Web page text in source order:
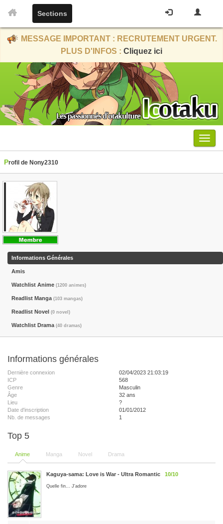
Sections
MESSAGE IMPORTANT : RECRUTEMENT URGENT.
PLUS D'INFOS : Cliquez ici
Menu
Profil de Nony2310
Informations Générales
Amis
Watchlist Anime (1200 animes)
Readlist Manga (103 mangas)
Readlist Novel (0 novel)
Watchlist Drama (40 dramas)
Informations générales
Dernière connexion
02/04/2023 21:03:19
ICP
568
Genre
Masculin
Âge
32 ans
Lieu
?
Date d'inscription
01/01/2012
Nb. de messages
1
Top 5
Anime Manga Novel Drama
Kaguya-sama: Love is War - Ultra Romantic 10/10
Quelle fin... J'adore